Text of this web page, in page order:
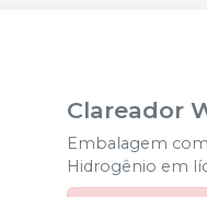
Clareador
Embalagem
Hidrogênio em